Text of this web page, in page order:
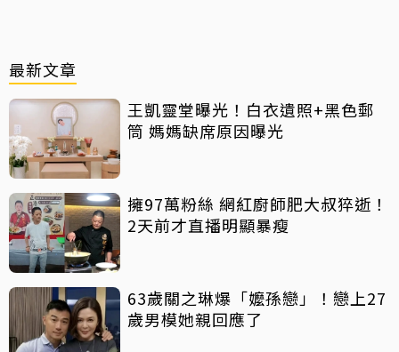
最新文章
王凱靈堂曝光！白衣遺照+黑色郵
筒 媽媽缺席原因曝光
擁97萬粉絲 網紅廚師肥大叔猝逝！
2天前才直播明顯暴瘦
63歲關之琳爆「嬤孫戀」！戀上27
歲男模她親回應了